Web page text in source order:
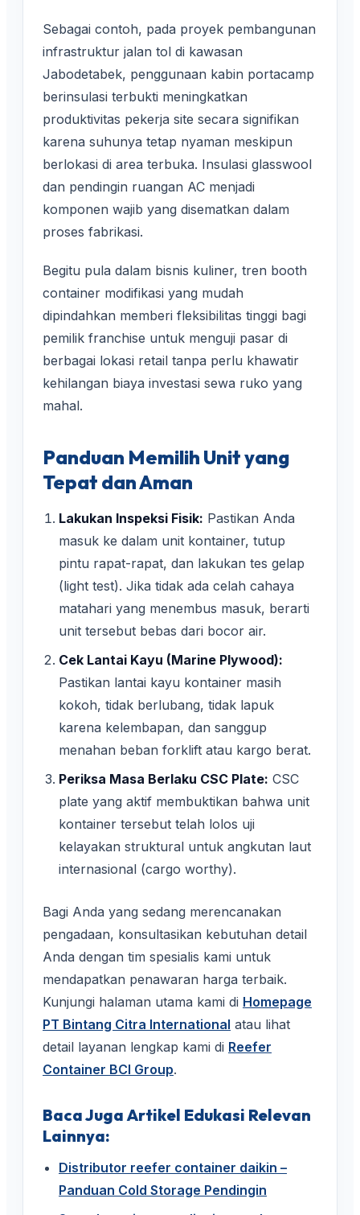
Sebagai contoh, pada proyek pembangunan
infrastruktur jalan tol di kawasan
Jabodetabek, penggunaan kabin portacamp
berinsulasi terbukti meningkatkan
produktivitas pekerja site secara signifikan
karena suhunya tetap nyaman meskipun
berlokasi di area terbuka. Insulasi glasswool
dan pendingin ruangan AC menjadi
komponen wajib yang disematkan dalam
proses fabrikasi.
Begitu pula dalam bisnis kuliner, tren booth
container modifikasi yang mudah
dipindahkan memberi fleksibilitas tinggi bagi
pemilik franchise untuk menguji pasar di
berbagai lokasi retail tanpa perlu khawatir
kehilangan biaya investasi sewa ruko yang
mahal.
Panduan Memilih Unit yang
Tepat dan Aman
Lakukan Inspeksi Fisik: Pastikan Anda
masuk ke dalam unit kontainer, tutup
pintu rapat-rapat, dan lakukan tes gelap
(light test). Jika tidak ada celah cahaya
matahari yang menembus masuk, berarti
unit tersebut bebas dari bocor air.
Cek Lantai Kayu (Marine Plywood):
Pastikan lantai kayu kontainer masih
kokoh, tidak berlubang, tidak lapuk
karena kelembapan, dan sanggup
menahan beban forklift atau kargo berat.
Periksa Masa Berlaku CSC Plate: CSC
plate yang aktif membuktikan bahwa unit
kontainer tersebut telah lolos uji
kelayakan struktural untuk angkutan laut
internasional (cargo worthy).
Bagi Anda yang sedang merencanakan
pengadaan, konsultasikan kebutuhan detail
Anda dengan tim spesialis kami untuk
mendapatkan penawaran harga terbaik.
Kunjungi halaman utama kami di Homepage
PT Bintang Citra International atau lihat
detail layanan lengkap kami di Reefer
Container BCI Group.
Baca Juga Artikel Edukasi Relevan
Lainnya:
Distributor reefer container daikin –
Panduan Cold Storage Pendingin